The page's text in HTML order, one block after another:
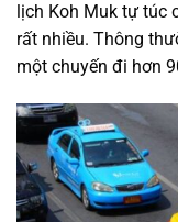
lịch Koh Muk tự túc
rất nhiều. Thông
một chuyến đi hơn